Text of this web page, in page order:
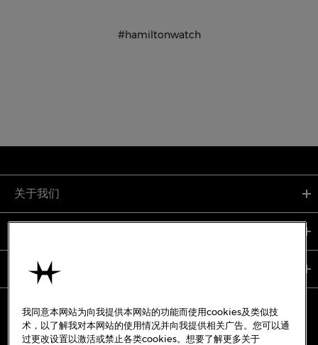
#hamiltonwatch
关于我们
使用条款
我同意本网站为向我提供本网站的功能而使用cookies及类似技
术，以了解我对本网站的使用情况并向我提供相关广告。您可以通
过更改设置以激活或禁止各类cookies。想要了解更多关于